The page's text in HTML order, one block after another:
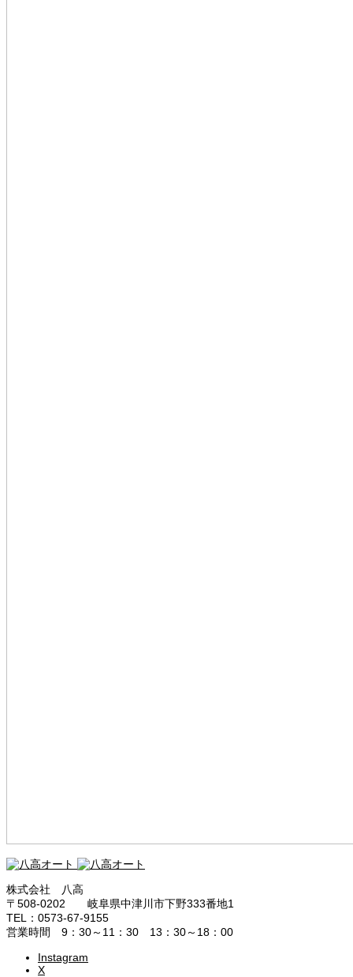
株式会社 八高
〒508-0202 岐阜県中津川市下野333番地1
TEL：0573-67-9155
営業時間 9：30～11：30 13：30～18：00
Instagram
X